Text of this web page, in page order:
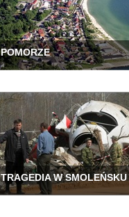
POMORZE
TRAGEDIA W SMOLEŃSKU